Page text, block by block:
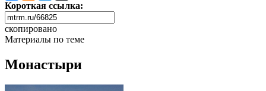
Короткая ссылка:
скопировано
Материалы по теме
Монастыри